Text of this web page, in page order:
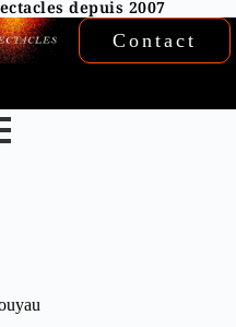
depuis 2007
Contact